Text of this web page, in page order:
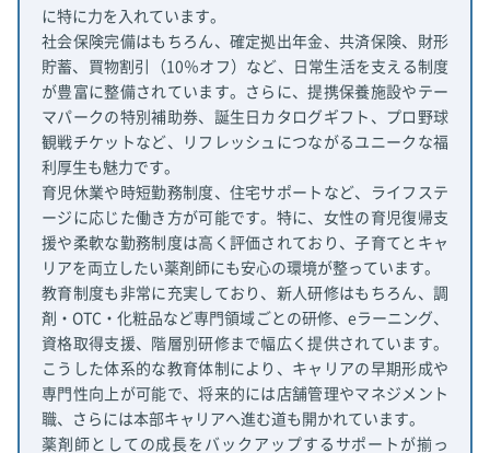
に特に力を入れています。
社会保険完備はもちろん、確定拠出年金、共済保険、財形
貯蓄、買物割引（10％オフ）など、日常生活を支える制度
が豊富に整備されています。さらに、提携保養施設やテー
マパークの特別補助券、誕生日カタログギフト、プロ野球
観戦チケットなど、リフレッシュにつながるユニークな福
利厚生も魅力です。
育児休業や時短勤務制度、住宅サポートなど、ライフステ
ージに応じた働き方が可能です。特に、女性の育児復帰支
援や柔軟な勤務制度は高く評価されており、子育てとキャ
リアを両立したい薬剤師にも安心の環境が整っています。
教育制度も非常に充実しており、新人研修はもちろん、調
剤・OTC・化粧品など専門領域ごとの研修、eラーニング、
資格取得支援、階層別研修まで幅広く提供されています。
こうした体系的な教育体制により、キャリアの早期形成や
専門性向上が可能で、将来的には店舗管理やマネジメント
職、さらには本部キャリアへ進む道も開かれています。
薬剤師としての成長をバックアップするサポートが揃っ